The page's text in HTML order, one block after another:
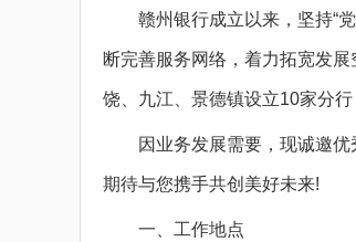
赣州银行成立以来，坚持“党
断完善服务网络，着力拓宽发
饶、九江、景德镇设立10家分
因业务发展需要，现诚邀优秀
期待与您携手共创美好未来!
一、工作地点